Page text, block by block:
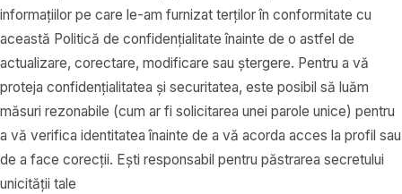
informațiilor pe care le-am furnizat terților în conformitate cu
această Politică de confidențialitate înainte de o astfel de
actualizare, corectare, modificare sau ștergere. Pentru a vă
proteja confidențialitatea și securitatea, este posibil să luăm
măsuri rezonabile (cum ar fi solicitarea unei parole unice) pentru
a vă verifica identitatea înainte de a vă acorda acces la profil sau
de a face corecții. Ești responsabil pentru păstrarea secretului
unicității tale